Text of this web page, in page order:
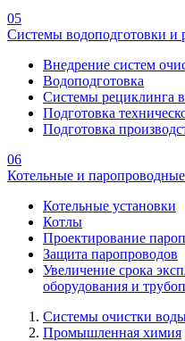
05
Системы водоподготовки и
Внедрение систем
Водоподготовка
Системы рециклинга
Подготовка
Подготовка
06
Котельные и
Котельные установки
Котлы
Проектирование
Защита паропроводов
Увеличение срока
оборудования и
Системы очистки
Промышленная химия